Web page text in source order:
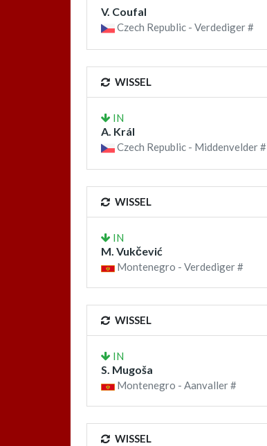
V. Coufal
Czech Republic - Verdediger #
WISSEL
IN
A. Král
Czech Republic - Middenvelder #
WISSEL
IN
M. Vukčević
Montenegro - Verdediger #
WISSEL
IN
S. Mugoša
Montenegro - Aanvaller #
WISSEL